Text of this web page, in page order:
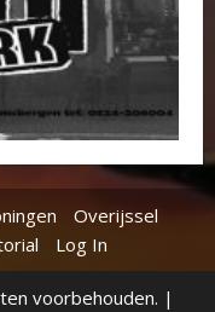
Overijssel
Log In
voorbehouden. |